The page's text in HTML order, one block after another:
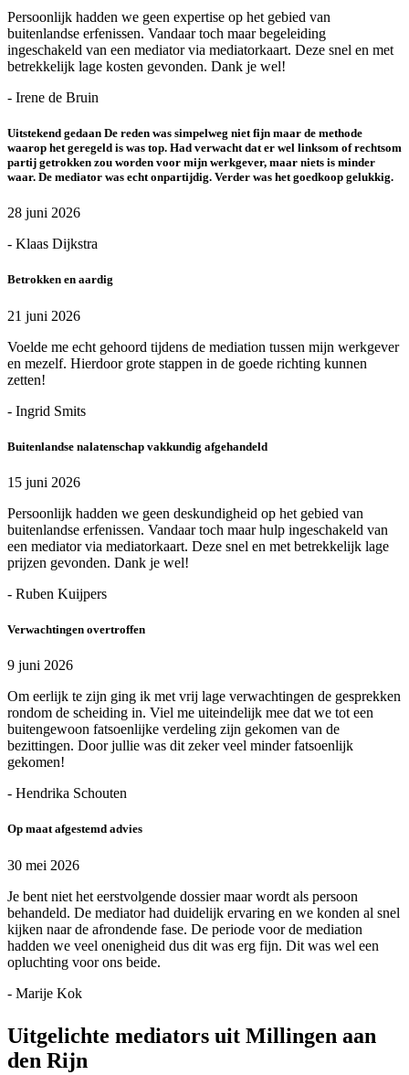
Persoonlijk hadden we geen expertise op het gebied van
buitenlandse erfenissen. Vandaar toch maar begeleiding
ingeschakeld van een mediator via mediatorkaart. Deze snel en met
betrekkelijk lage kosten gevonden. Dank je wel!
- Irene de Bruin
Uitstekend gedaan De reden was simpelweg niet fijn maar de methode
waarop het geregeld is was top. Had verwacht dat er wel linksom of rechtsom
partij getrokken zou worden voor mijn werkgever, maar niets is minder
waar. De mediator was echt onpartijdig. Verder was het goedkoop gelukkig.
28 juni 2026
- Klaas Dijkstra
Betrokken en aardig
21 juni 2026
Voelde me echt gehoord tijdens de mediation tussen mijn werkgever
en mezelf. Hierdoor grote stappen in de goede richting kunnen
zetten!
- Ingrid Smits
Buitenlandse nalatenschap vakkundig afgehandeld
15 juni 2026
Persoonlijk hadden we geen deskundigheid op het gebied van
buitenlandse erfenissen. Vandaar toch maar hulp ingeschakeld van
een mediator via mediatorkaart. Deze snel en met betrekkelijk lage
prijzen gevonden. Dank je wel!
- Ruben Kuijpers
Verwachtingen overtroffen
9 juni 2026
Om eerlijk te zijn ging ik met vrij lage verwachtingen de gesprekken
rondom de scheiding in. Viel me uiteindelijk mee dat we tot een
buitengewoon fatsoenlijke verdeling zijn gekomen van de
bezittingen. Door jullie was dit zeker veel minder fatsoenlijk
gekomen!
- Hendrika Schouten
Op maat afgestemd advies
30 mei 2026
Je bent niet het eerstvolgende dossier maar wordt als persoon
behandeld. De mediator had duidelijk ervaring en we konden al snel
kijken naar de afrondende fase. De periode voor de mediation
hadden we veel onenigheid dus dit was erg fijn. Dit was wel een
opluchting voor ons beide.
- Marije Kok
Uitgelichte mediators uit Millingen aan
den Rijn